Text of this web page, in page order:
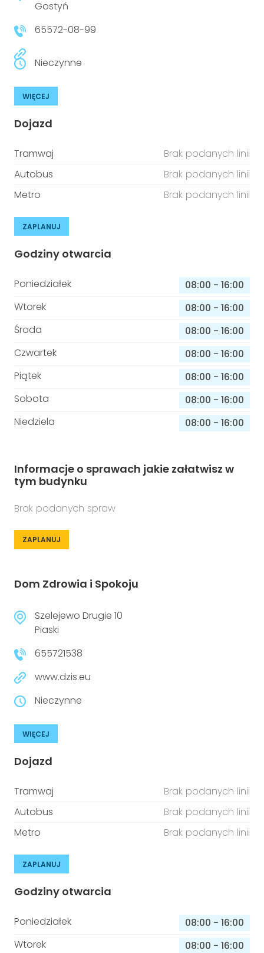
Gostyń
65572-08-99
Nieczynne
WIĘCEJ
Dojazd
Tramwaj
Brak podanych linii
Autobus
Brak podanych linii
Metro
Brak podanych linii
ZAPLANUJ
Godziny otwarcia
Poniedziałek 08:00 - 16:00
Wtorek
08:00 - 16:00
Środa
08:00 - 16:00
Czwartek
08:00 - 16:00
Piątek
08:00 - 16:00
Sobota
08:00 - 16:00
Niedziela
08:00 - 16:00
Informacje o sprawach jakie załatwisz w
tym budynku
Brak podanych spraw
ZAPLANUJ
Dom Zdrowia i Spokoju
Szelejewo Drugie 10
Piaski
655721538
www.dzis.eu
Nieczynne
WIĘCEJ
Dojazd
Tramwaj
Brak podanych linii
Autobus
Brak podanych linii
Metro
Brak podanych linii
ZAPLANUJ
Godziny otwarcia
Poniedziałek 08:00 - 16:00
Wtorek
08:00 - 16:00